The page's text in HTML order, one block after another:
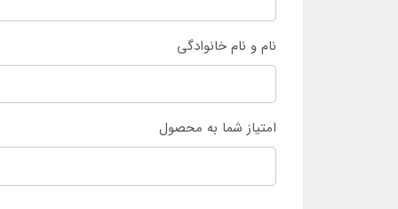
نام و نام خانوادگی
امتیاز شما به محصول